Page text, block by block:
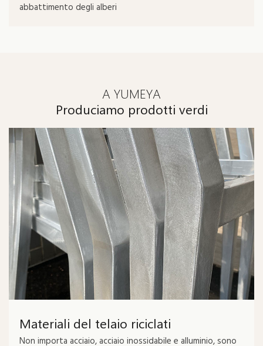
abbattimento degli alberi
A YUMEYA
Produciamo prodotti verdi
Materiali del telaio riciclati
Non importa acciaio, acciaio inossidabile e alluminio, sono